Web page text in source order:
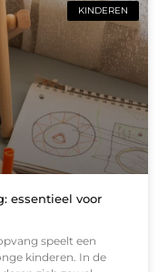
KINDEREN
essentieel voor
speelt een
kinderen. In de